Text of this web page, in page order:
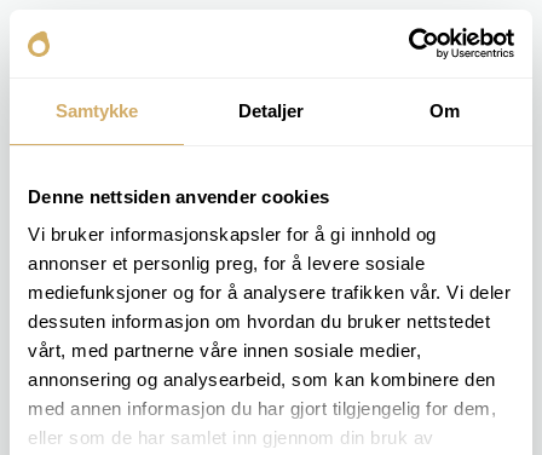
Samtykke Detaljer Om
Denne nettsiden anvender cookies
Vi bruker informasjonskapsler for å gi innhold og
annonser et personlig preg, for å levere sosiale
mediefunksjoner og for å analysere trafikken vår. Vi deler
dessuten informasjon om hvordan du bruker nettstedet
vårt, med partnerne våre innen sosiale medier,
annonsering og analysearbeid, som kan kombinere den
med annen informasjon du har gjort tilgjengelig for dem,
eller som de har samlet inn gjennom din bruk av